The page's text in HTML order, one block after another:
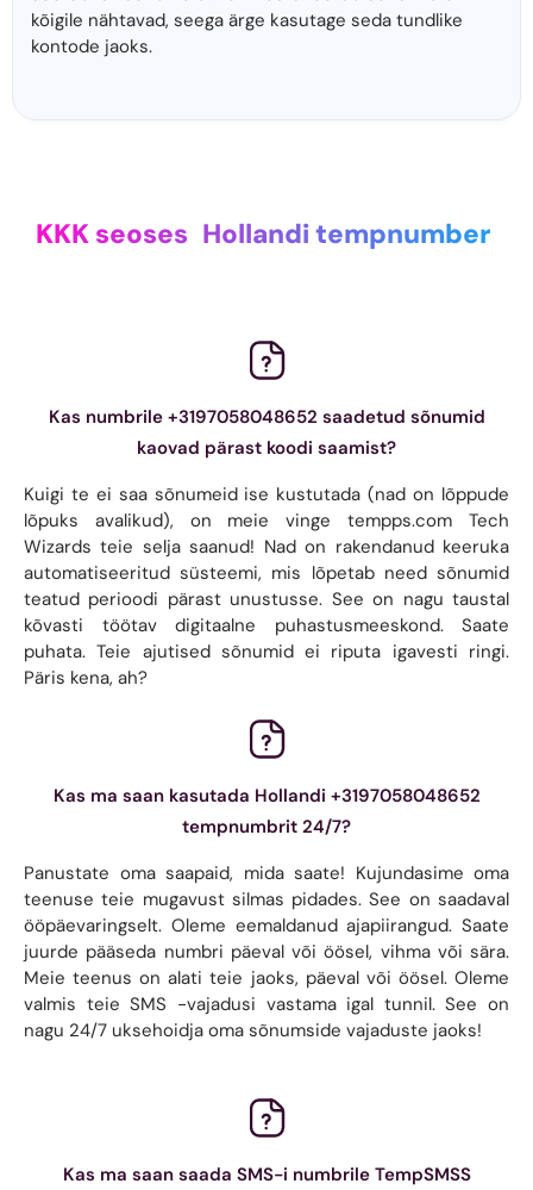
kõigile nähtavad, seega ärge kasutage seda tundlike
kontode jaoks.
KKK seoses Hollandi tempnumber
Kas numbrile +3197058048652 saadetud sõnumid
kaovad pärast koodi saamist?
Kuigi te ei saa sõnumeid ise kustutada (nad on lõppude
lõpuks avalikud), on meie vinge tempps.com Tech
Wizards teie selja saanud! Nad on rakendanud keeruka
automatiseeritud süsteemi, mis lõpetab need sõnumid
teatud perioodi pärast unustusse. See on nagu taustal
kõvasti töötav digitaalne puhastusmeeskond. Saate
puhata. Teie ajutised sõnumid ei riputa igavesti ringi.
Päris kena, ah?
Kas ma saan kasutada Hollandi +3197058048652
tempnumbrit 24/7?
Panustate oma saapaid, mida saate! Kujundasime oma
teenuse teie mugavust silmas pidades. See on saadaval
ööpäevaringselt. Oleme eemaldanud ajapiirangud. Saate
juurde pääseda numbri päeval või öösel, vihma või sära.
Meie teenus on alati teie jaoks, päeval või öösel. Oleme
valmis teie SMS -vajadusi vastama igal tunnil. See on
nagu 24/7 uksehoidja oma sõnumside vajaduste jaoks!
Kas ma saan saada SMS-i numbrile TempSMSS